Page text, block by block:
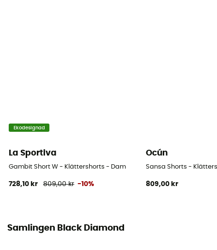
Material
Längd på shorts
Ekodesignad
La Sportiva
Gambit Short W - Klättershorts - Dam
728,10 kr 809,00 kr -10%
Ocún
Sansa Shorts -
809,00 kr
Samlingen Black Diamond